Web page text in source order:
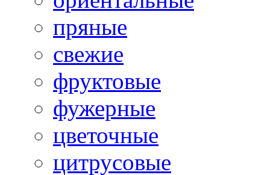
пряные
свежие
фруктовые
фужерные
цветочные
цитрусовые